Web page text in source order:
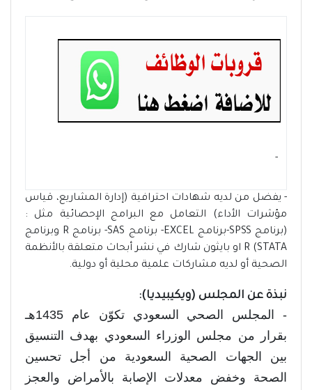
- ‏
- يفضل من لديه شهادات احترافية (إدارة المشاريع، قياس
مؤشرات الأداء) التعامل مع البرامج الإحصائية مثل :
(برنامج SPSS-برنامج EXCEL- برنامج SAS- برنامج R وبرنامج
STATA) R او بايثون شارك في نشر أبحاث متعلقة بالأنظمة
الصحية أو لديه مشاركات علمية محلية أو دولية.
نبذة عن المجلس (ويكيبيديا):
- المجلس الصحي السعودي تكوّن عام 1435هـ
بقرار من مجلس الوزراء السعودي بهدف التنسيق
بين الجهات الصحية السعودية من أجل تحسين
الصحة وخفض معدلات الإصابة بالأمراض والعجز